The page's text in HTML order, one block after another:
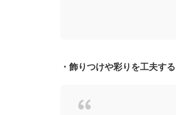
・飾りつけや彩りを工夫する